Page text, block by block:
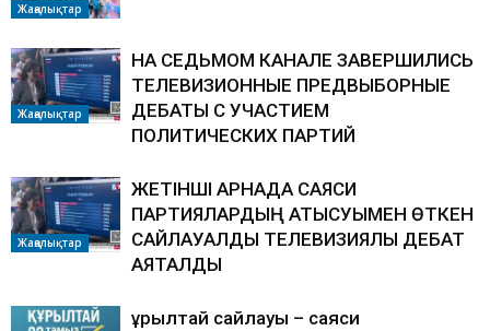
Жаңалықтар
Жаңалықтар
НА СЕДЬМОМ КАНАЛЕ ЗАВЕРШИЛИСЬ
ТЕЛЕВИЗИОННЫЕ ПРЕДВЫБОРНЫЕ
ДЕБАТЫ С УЧАСТИЕМ
ПОЛИТИЧЕСКИХ ПАРТИЙ
Жаңалықтар
ЖЕТІНШІ АРНАДА САЯСИ
ПАРТИЯЛАРДЫҢ ҚАТЫСУЫМЕН ӨТКЕН
САЙЛАУАЛДЫ ТЕЛЕВИЗИЯЛЫҚ ДЕБАТ
АЯҚТАЛДЫ
Құрылтай сайлауы – саяси